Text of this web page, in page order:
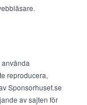
reproducera,
Sponsorhuset.se
av sajten för